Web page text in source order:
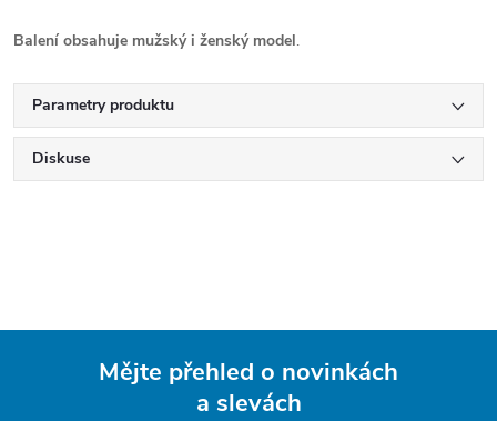
Balení obsahuje mužský i ženský model.
Parametry produktu
Diskuse
Mějte přehled o novinkách
a slevách